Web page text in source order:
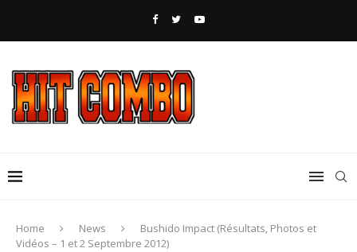
Home News
Bushido Impact (Résultats, Photos et
Vidéos – 1 et 2 Septembre 2012)